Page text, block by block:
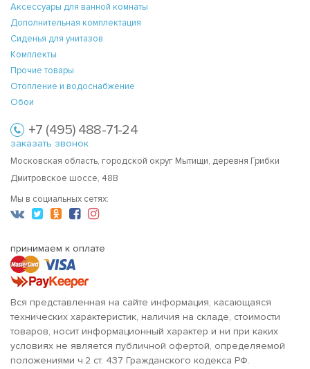
Аксессуары для ванной комнаты
Дополнительная комплектация
Сиденья для унитазов
Комплекты
Прочие товары
Отопление и водоснабжение
Обои
+7 (495) 488-71-24
заказать звонок
Московская область, городской округ Мытищи, деревня Грибки
Дмитровское шоссе, 48В
Мы в социальных сетях:
принимаем к оплате
Вся представленная на сайте информация, касающаяся
технических характеристик, наличия на складе, стоимости
товаров, носит информационный характер и ни при каких
условиях не является публичной офертой, определяемой
положениями ч.2 ст. 437 Гражданского кодекса РФ.